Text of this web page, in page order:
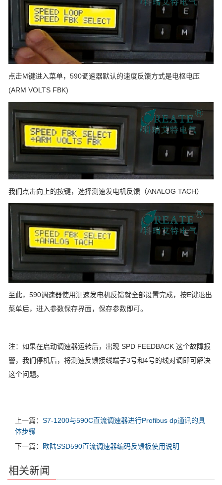
点击M键进入菜单，590调速器默认的速度反馈方式是电枢电压
(ARM VOLTS FBK)
我们点击向上的按键，选择测速发电机反馈（ANALOG TACH）
至此，590调速器使用测速发电机反馈就全部设置完成，按E键退出
菜单后，进入参数保存界面，保存参数即可。
注：如果在启动调速器运转后，出现 SPD FEEDBACK 这个故障报
警，我们停机后，将测速反馈接线端子3号和4号的线对调即可解决
这个问题。
上一篇： ​S7-1200与590C直流调速器进行Profibus dp通讯的具
体步骤
下一篇：
欧陆SSD590直流调速器编码反馈板使用说明
相关新闻